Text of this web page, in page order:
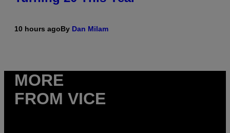
10 hours agoBy Dan Milam
MORE
FROM VICE